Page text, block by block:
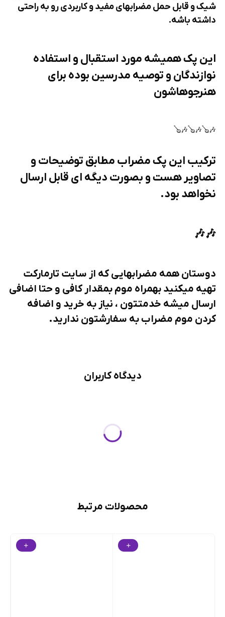
شیک و قابل حمل مضرابهای مفید و کاربردی رو به راحتی
داشته باشه.
این پک همیشه مورد استقبال و استفاده
نوازندگان و توصیه مدرسین بوده برای
هنرجوهاشون
🎶🪕🎶🪕🎶🪕
ترکیب این پک مضراب مطابق توضیحات و
تصاویر هست و بصورت دیگه ای قابل ارسال
نخواهد بود.
🎶🎶
دوستان همه مضرابهایی که از سایت تارمارکت
تهیه میکنید بهمراه موم بمقدار کافی و حتا اضافی
ارسال میشه خدمتتون ، نیاز به خرید و اضافه
کردن موم مضراب به سفارشتون ندارید.
دیدگاه کاربران
محصولات مرتبط